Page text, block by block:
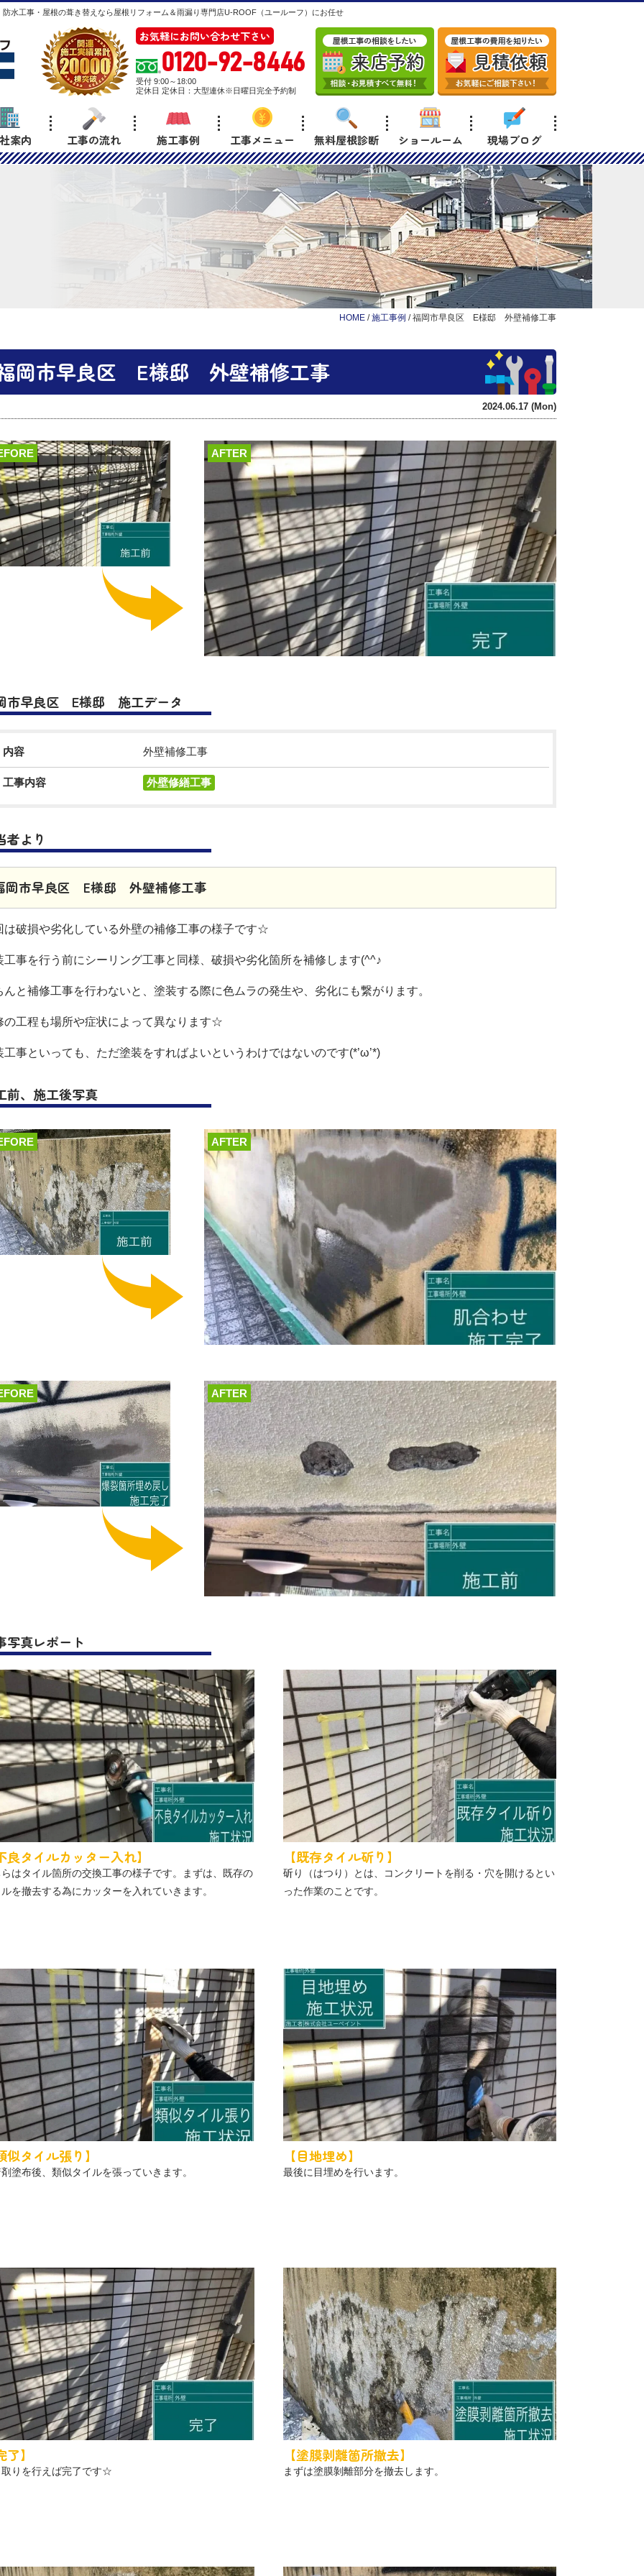
水工事・屋根の葺き替えなら屋根リフォーム＆雨漏り専門店U-ROOF（ユールーフ）にお任せ
お気軽にお問い合わせ下さい
0120-92-8446
受付 9:00～18:00
定休日 定休日：大型連休※日曜日完全予約制
案内 工事の流れ 施工事例 工事メニュー 無料屋根診断 ショールーム 現場ブログ
HOME /施工事例 /福岡市早良区 E様邸 外壁補修工事
岡市早良区 E様邸 外壁補修工事
2024.06.17 (Mon)
AFTER
市早良区 E様邸 施工データ
内容 外壁補修工事
工事内容 外壁修繕工事
者より
岡市早良区 E様邸 外壁補修工事
は破損や劣化している外壁の補修工事の様子です☆
工事を行う前にシーリング工事と同様、破損や劣化箇所を補修します(^^♪
んと補修工事を行わないと、塗装する際に色ムラの発生や、劣化にも繋がります。
の工程も場所や症状によって異なります☆
工事といっても、ただ塗装をすればよいというわけではないのです(*’ω’*)
前、施工後写真
AFTER
AFTER
写真レポート
良タイルカッター入れ】
はタイル箇所の交換工事の様子です。まずは、既存の
を撤去する為にカッターを入れていきます。
【既存タイル斫り】
斫り（はつり）とは、コンクリートを削る・穴を開けるとい
った作業のことです。
似タイル張り】
塗布後、類似タイルを張っていきます。
【目地埋め】
最後に目埋めを行います。
】
りを行えば完了です☆
【塗膜剥離箇所撤去】
まずは塗膜剝離部分を撤去します。